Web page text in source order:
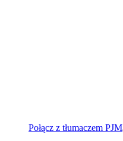
Połącz z tłumaczem PJM